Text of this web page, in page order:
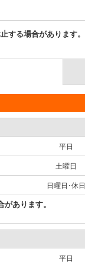
する場合があります。
平日
土曜日
日曜日･休日
あります。
平日